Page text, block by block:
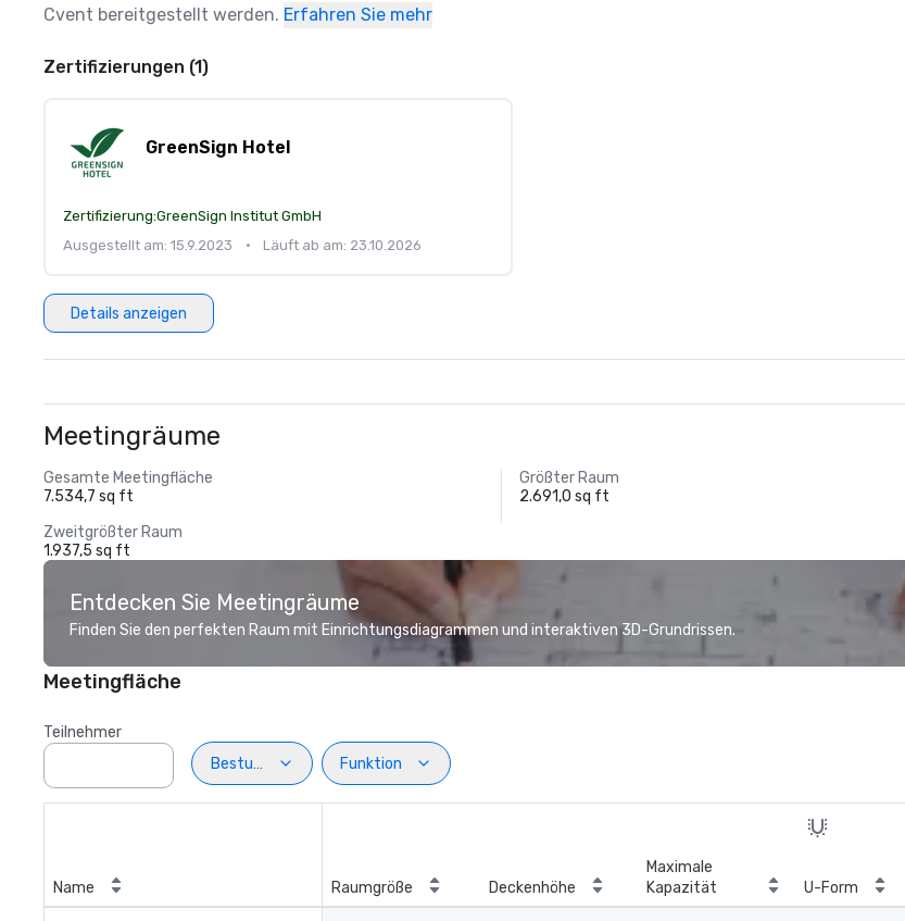
Cvent bereitgestellt werden. Erfahren Sie mehr
Zertifizierungen (1)
GreenSign Hotel
Zertifizierung:GreenSign Institut GmbH
Ausgestellt am: 15.9.2023
• Läuft ab am: 23.10.2026
Details anzeigen
Meetingräume
Gesamte Meetingfläche
7.534,7 sq ft
Größter Raum
2.691,0 sq ft
Zweitgrößter Raum
1.937,5 sq ft
Entdecken Sie Meetingräume
Finden Sie den perfekten Raum mit Einrichtungsdiagrammen und interaktiven 3D-Grundrissen.
Meetingfläche
Teilnehmer
Bestuhlung
Funktion
Name Raumgröße Deckenhöhe
Maximale
Kapazität
U-Form